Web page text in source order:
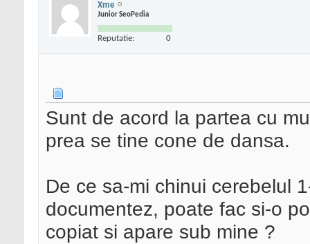
Xme
Junior SeoPedia
Reputatie: 0
Sunt de acord la partea cu
prea se tine cone de dansa.
De ce sa-mi chinui cerebelul
documentez, poate fac si-o
copiat si apare sub mine ?